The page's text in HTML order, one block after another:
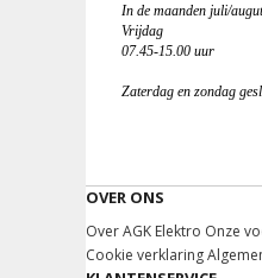
In de maanden juli/
Vrijdag
07.45-15.00 uur
Zaterdag en zondag
OVER ONS
Over AGK Elektro Onze
Cookie verklaring